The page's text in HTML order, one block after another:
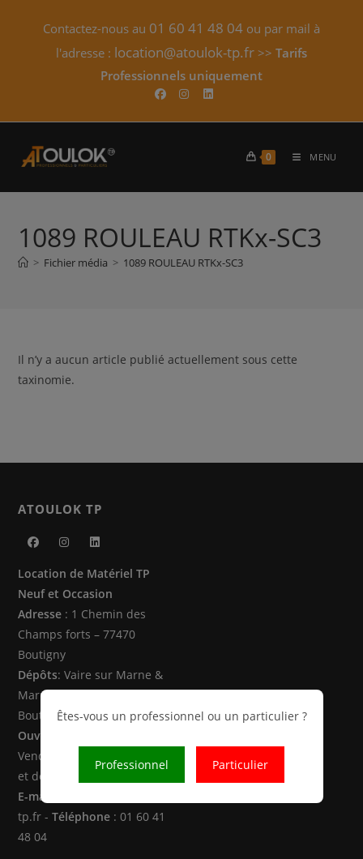
Contactez-nous au 01 60 41 48 04 ou par mail à
l'adresse : location@atoulok-tp.fr >> Tarifs
Professionnels uniquement​
0 MENU
1089 ROULEAU RTKx-SC3
> Fichier média > 1089 ROULEAU RTKx-SC3
Il n’y a aucun article publié actuellement sous cette
taxinomie.
ATOULOK TP
dans
un
nouvel
onglet
dans
un
nouvel
onglet
dans
un
nouvel
onglet
Location de Matériel TP
Neuf et Occasion
Adresse : 1 Chemin des
Champs forts – 77470
Boutigny
Dépôts: Vaire sur Marne &
Marne la Vallée (77470 -
Boutigny)
Ouverture
Vendredi de 8h00 à 12h30
et de 14h00 à 18h00
E-mail
tp.fr -Téléphone : 01 60 41
48 04
Êtes-vous un professionnel ou un particulier ?
Professionnel Particulier